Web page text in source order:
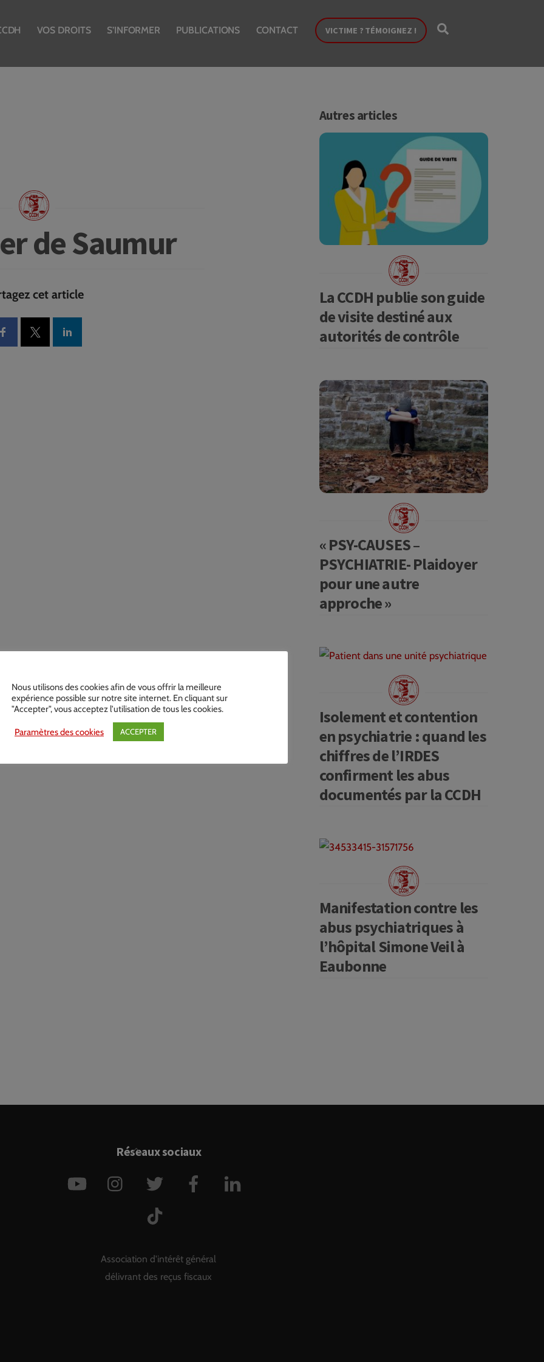
VOS DROITS S’INFORMER PUBLICATIONS CONTACT VICTIME ? TÉMOIGNEZ !
de Saumur
cet article
Autres articles
La CCDH publie son guide
de visite destiné aux
autorités de contrôle
« PSY-CAUSES –
PSYCHIATRIE- Plaidoyer
pour une autre
approche »
Isolement et contention
en psychiatrie : quand les
chiffres de l’IRDES
confirment les abus
documentés par la CCDH
Manifestation contre les
abus psychiatriques à
l’hôpital Simone Veil à
Eaubonne
Back
Top
Réseaux sociaux
YouTube Instagram Twitter Facebook
Association d'intérêt général
délivrant des reçus fiscaux
Nous utilisons des cookies afin de vous offrir la meilleure
expérience possible sur notre site internet. En cliquant sur
"Accepter", vous acceptez l'utilisation de tous les cookies.
Paramètres des cookies ACCEPTER